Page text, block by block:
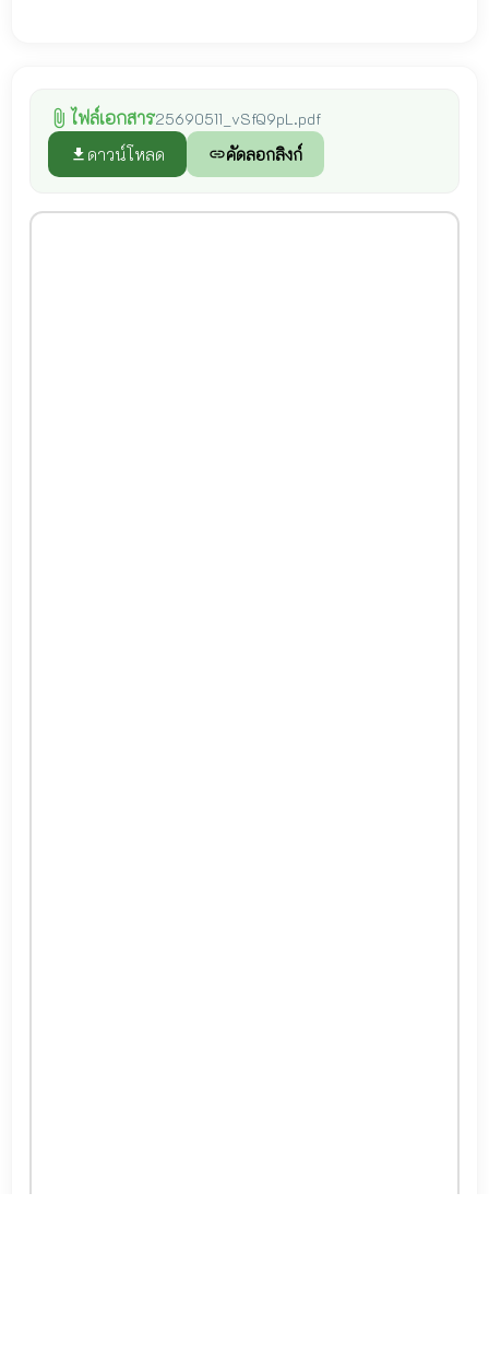
attach_file ไฟล์เอกสาร25690511_vSfQ9pL.pdf
file_download ดาวน์โหลด linkคัดลอกลิงก์